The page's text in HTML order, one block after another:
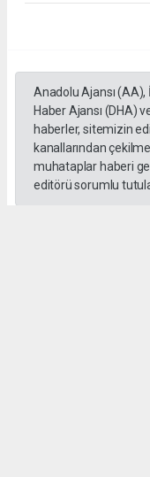
Anadolu Ajansı (AA),
Haber Ajansı (DHA)
haberler, sitemizin
kanallarından
muhataplar haberi
editörü sorumlu